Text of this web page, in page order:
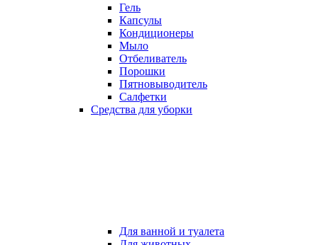
Гель
Капсулы
Кондиционеры
Мыло
Отбеливатель
Порошки
Пятновыводитель
Салфетки
Средства для уборки
Для ванной и туалета